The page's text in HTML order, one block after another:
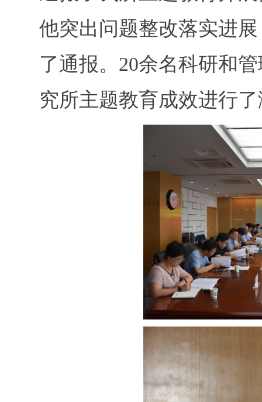
他突出问题整改落实进
了通报。20余名科研和
究所主题教育成效进行